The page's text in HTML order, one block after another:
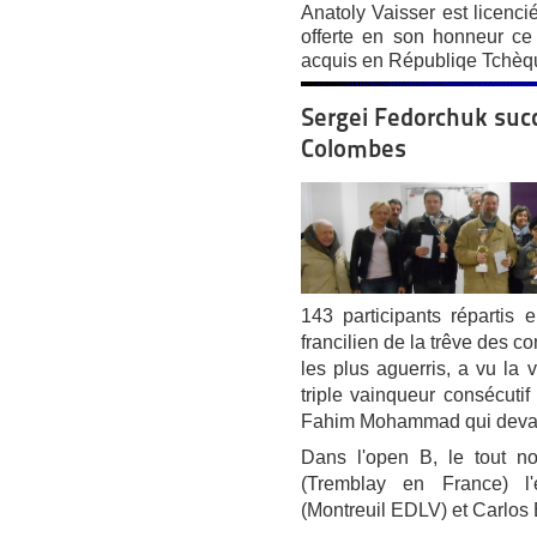
Anatoly Vaisser est
offerte en son honneur
acquis en Républiqe
Sergei Fedorchuk
Colombes
143 participants répartis
francilien de la trêve des
les plus aguerris, a vu la
triple vainqueur
Fahim Mohammad qui
Dans l'open B, le tout
(Tremblay en France)
(Montreuil EDLV) et Carlos